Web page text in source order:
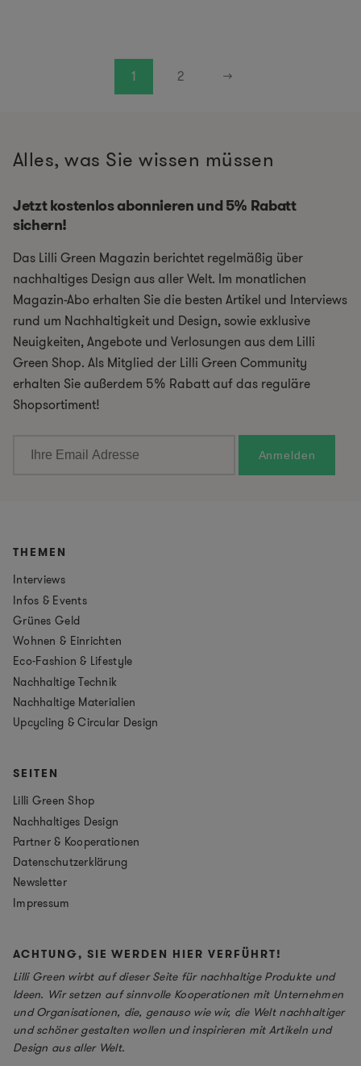
1 2 →
Alles, was Sie wissen müssen
Jetzt kostenlos abonnieren und 5% Rabatt
sichern!
Das Lilli Green Magazin berichtet regelmäßig über
nachhaltiges Design aus aller Welt. Im monatlichen
Magazin-Abo erhalten Sie die besten Artikel und Interviews
rund um Nachhaltigkeit und Design, sowie exklusive
Neuigkeiten, Angebote und Verlosungen aus dem Lilli
Green Shop. Als Mitglied der Lilli Green Community
erhalten Sie außerdem 5% Rabatt auf das reguläre
Shopsortiment!
THEMEN
Interviews
Infos & Events
Grünes Geld
Wohnen & Einrichten
Eco-Fashion & Lifestyle
Nachhaltige Technik
Nachhaltige Materialien
Upcycling & Circular Design
SEITEN
Lilli Green Shop
Nachhaltiges Design
Partner & Kooperationen
Datenschutzerklärung
Newsletter
Impressum
ACHTUNG, SIE WERDEN HIER VERFÜHRT!
Lilli Green wirbt auf dieser Seite für nachhaltige Produkte und
Ideen. Wir setzen auf sinnvolle Kooperationen mit Unternehmen
und Organisationen, die, genauso wie wir, die Welt nachhaltiger
und schöner gestalten wollen und inspirieren mit Artikeln und
Design aus aller Welt.